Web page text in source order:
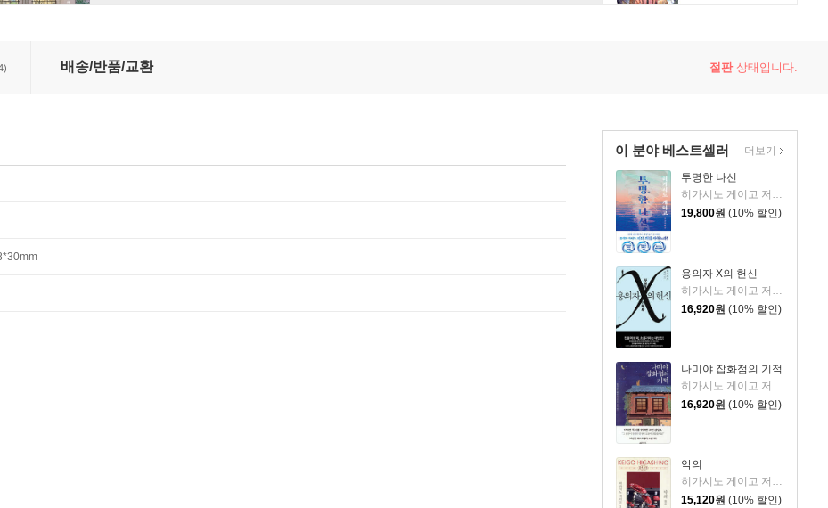
배송/반품/교환 절판상태입니다.
이 분야 베스트셀러
투명한 나선
히가시노 게이고 저/김선영 역
19,800원 (10% 할인)
용의자 X의 헌신
히가시노 게이고 저/양억관 역
16,920원 (10% 할인)
나미야 잡화점의 기적
히가시노 게이고 저/양윤옥 역
16,920원 (10% 할인)
악의
히가시노 게이고 저/양윤옥 역
15,120원 (10% 할인)
더보기